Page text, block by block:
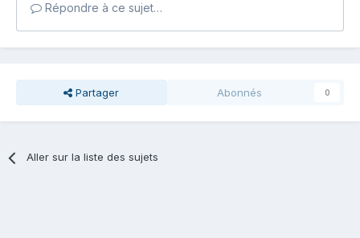
Répondre à ce sujet…
Partager Abonnés 0
Aller sur la liste des sujets